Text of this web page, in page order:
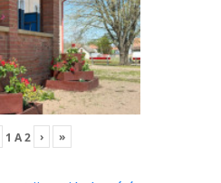
1 A2 › »